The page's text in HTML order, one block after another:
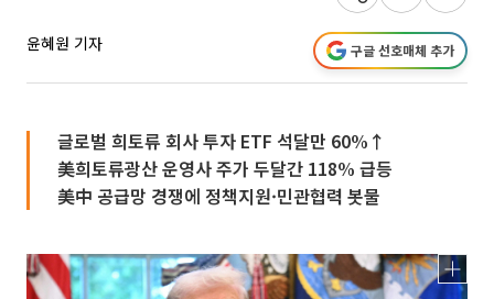
윤혜원 기자 구글 선호매체 추가
글로벌 희토류 회사 투자 ETF 석달만 60%↑
美희토류광산 운영사 주가 두달간 118% 급등
美中 공급망 경쟁에 정책지원·민관협력 봇물